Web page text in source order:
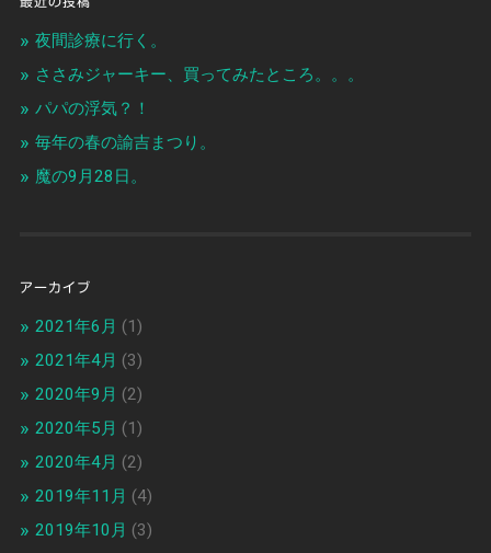
夜間診療に行く。
ささみジャーキー、買ってみたところ。。。
パパの浮気？！
毎年の春の諭吉まつり。
魔の9月28日。
アーカイブ
2021年6月 (1)
2021年4月 (3)
2020年9月 (2)
2020年5月 (1)
2020年4月 (2)
2019年11月 (4)
2019年10月 (3)